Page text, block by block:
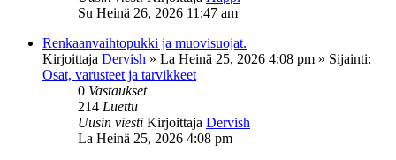
Su Heinä 26, 2026 11:47 am
Renkaanvaihtopukki ja muovisuojat.
Kirjoittaja Dervish » La Heinä 25, 2026 4:08 pm » Sijainti:
Osat, varusteet ja tarvikkeet
0 Vastaukset
214 Luettu
Uusin viesti Kirjoittaja Dervish
La Heinä 25, 2026 4:08 pm